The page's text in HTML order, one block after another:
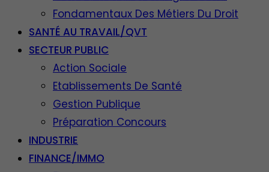
Fondamentaux Des Métiers Du Droit
SANTÉ AU TRAVAIL/QVT
SECTEUR PUBLIC
Action Sociale
Etablissements De Santé
Gestion Publique
Préparation Concours
INDUSTRIE
FINANCE/IMMO